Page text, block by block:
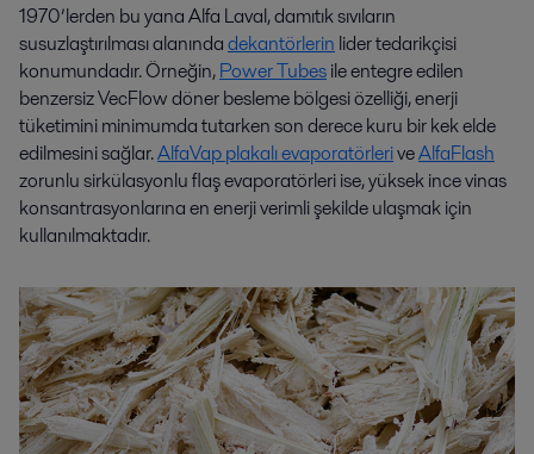
1970’lerden bu yana Alfa Laval, damıtık sıvıların
susuzlaştırılması alanındadekantörlerin lider tedarikçisi
konumundadır. Örneğin,Power Tubesile entegre edilen
benzersiz VecFlow döner besleme bölgesi özelliği, enerji
tüketimini minimumda tutarken son derece kuru bir kek elde
edilmesini sağlar.AlfaVap plakalı evaporatörleriveAlfaFlash
zorunlu sirkülasyonlu flaş evaporatörleri ise, yüksek ince vinas
konsantrasyonlarına en enerji verimli şekilde ulaşmak için
kullanılmaktadır.